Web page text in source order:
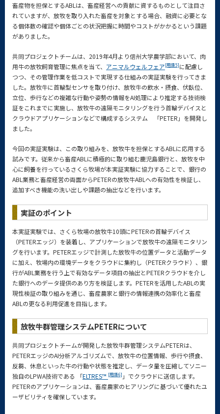
畜産物を担保とするABLは、畜産経営への貢献に資するものとして注目さ
れていますが、放牧を取り入れた畜産を対象とする場合、融資に必要とな
る個体数の確認や個体ごとの状況把握に時間やコストがかかるという課題
がありました。
共同プロジェクトチームは、2019年4月より信州大学農学部において、肉
用牛の放牧飼育管理に焦点を当て、 アニマルウェルフェア[用語5]に配慮し
つつ、その管理作業を低コストで実現する仕組みの実証実験を行ってきま
した。放牧牛に首輪型センサを取り付け、放牧牛の飲水・摂食、伏臥位、
立位、歩行などの複雑な行動や姿勢の情報をAI処理により推定する技術検
証をこれまでに実施し、放牧牛の遠隔モニタリングを行う首輪デバイスと
クラウドアプリケーションなどで構成するシステム 「PETER」を開発し
ました。
今回の実証実験は、この取り組みを、放牧牛を担保とするABLに応用する
試みです。従来から畜産ABLに積極的に取り組む鹿児島銀行と、放牧を中
心に飼養を行っているさくら牧場が本実証実験に協力することで、銀行の
ABL業務と畜産経営の両面からPETERの放牧牛ABLへの有効性を検証し、
追加すべき機能の洗い出しや課題の抽出などを行います。
実証のポイント
本実証実験では、さくら牧場の放牧牛10頭にPETERの首輪デバイス
（PETERエッジ）を装着し、アプリケーションで放牧牛の遠隔モニタリン
グを行います。PETERエッジで計測した放牧牛の位置データと活動データ
に加え、牧場内の環境データをクラウドに集約し（PETERクラウド）、銀
行がABL業務を行う上で有効なデータ項目の抽出とPETERクラウドを介し
た銀行へのデータ提供のあり方を検証します。PETERを活用したABLの実
現性検証の取り組みを通じ、畜産農家と銀行の情報連携の効率化と畜産
ABLの更なる利用促進を目指します。
放牧牛群管理システムPETERについて
共同プロジェクトチームが開発した放牧牛群管理システムPETERは、
PETERエッジのAI分析アルゴリズムで、放牧牛の位置情報、歩行や摂食、
反芻、休息といった牛の行動や状態を推定し、データ量を圧縮してソニー
独自のLPWA技術である 「ELTRES™ [用語6] 」でクラウドに送信します。
PETERのアプリケーションは、畜産農家のヒアリングに基づいて優れたユ
ーザビリティを確保しています。